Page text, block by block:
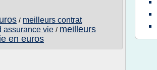
/ meilleurs contrat
assurance vie / meilleurs
en euros